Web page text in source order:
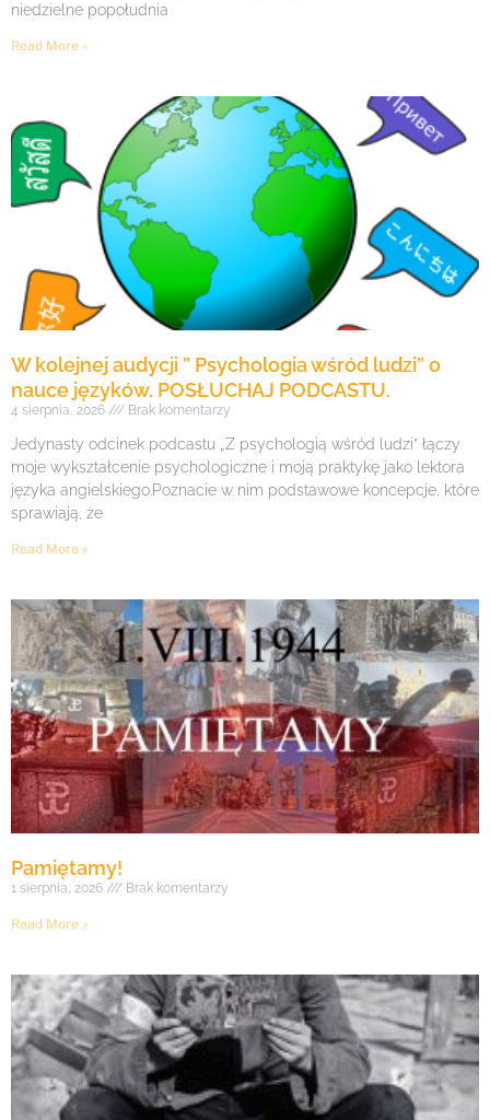
niedzielne popołudnia
Read More »
W kolejnej audycji ” Psychologia wśród ludzi” o
nauce języków. POSŁUCHAJ PODCASTU.
4 sierpnia, 2026 Brak komentarzy
Jedynasty odcinek podcastu „Z psychologią wśród ludzi” łączy
moje wykształcenie psychologiczne i moją praktykę jako lektora
języka angielskiego.Poznacie w nim podstawowe koncepcje, które
sprawiają, że
Read More »
Pamiętamy!
1 sierpnia, 2026 Brak komentarzy
Read More »